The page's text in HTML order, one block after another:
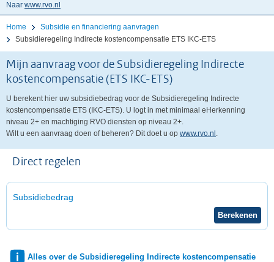
Naar www.rvo.nl
Home
Subsidie en financiering aanvragen
Subsidieregeling Indirecte kostencompensatie ETS IKC-ETS
Mijn aanvraag voor de Subsidieregeling Indirecte
kostencompensatie (ETS IKC-ETS)
U berekent hier uw subsidiebedrag voor de Subsidieregeling Indirecte
kostencompensatie ETS (IKC-ETS). U logt in met minimaal eHerkenning
niveau 2+ en machtiging RVO diensten op niveau 2+.
Wilt u een aanvraag doen of beheren? Dit doet u op www.rvo.nl
Direct regelen
Subsidiebedrag
Alles over de Subsidieregeling Indirecte kostencompensatie